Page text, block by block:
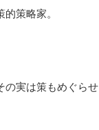
策略家。
の実は策もめぐらせ